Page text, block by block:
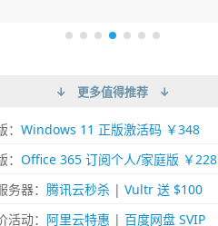
↓ 更多值得推荐 ↓
Windows 11 正版激活码 ￥348
Office 365 订阅个人/家庭版 ￥228
务器： 腾讯云秒杀| Vultr 送 $100
活动： 阿里云特惠 | 百度网盘 SVIP